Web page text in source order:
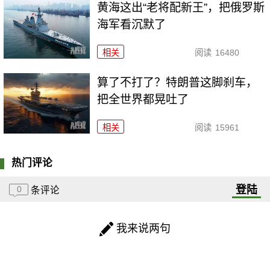
黄海这出“老将配新王”，把俄罗斯
海军看沉默了
相关 阅读 16480
算了不打了？特朗普这脚刹车，
把全世界都晃吐了
相关 阅读 15961
热门评论
0 条评论 登陆
我来说两句